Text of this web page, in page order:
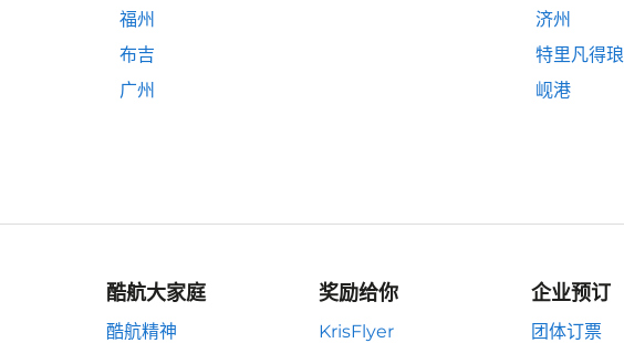
福州
济州
布吉
特里凡得琅
广州
岘港
酷航大家庭
酷航精神
奖励给你
KrisFlyer
企业预订
团体订票